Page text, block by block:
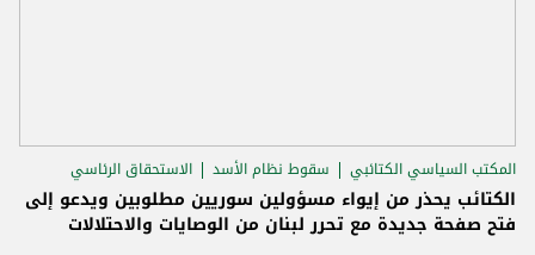
المكتب السياسي الكتائبي سقوط نظام الأسد الاستحقاق الرئاسي
الكتائب يحذر من إيواء مسؤولين سوريين مطلوبين ويدعو إلى
فتح صفحة جديدة مع تحرر لبنان من الوصايات والاحتلالات